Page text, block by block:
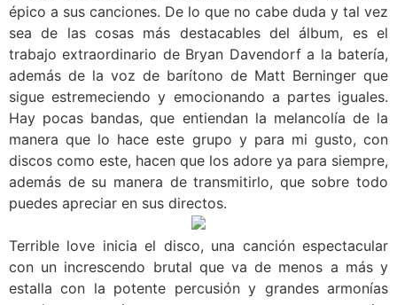
épico a sus canciones. De lo que no cabe duda y tal vez
sea de las cosas más destacables del álbum, es el
trabajo extraordinario de Bryan Davendorf a la batería,
además de la voz de barítono de Matt Berninger que
sigue estremeciendo y emocionando a partes iguales.
Hay pocas bandas, que entiendan la melancolía de la
manera que lo hace este grupo y para mi gusto, con
discos como este, hacen que los adore ya para siempre,
además de su manera de transmitirlo, que sobre todo
puedes apreciar en sus directos.
Terrible love inicia el disco, una canción espectacular
con un increscendo brutal que va de menos a más y
estalla con la potente percusión y grandes armonías